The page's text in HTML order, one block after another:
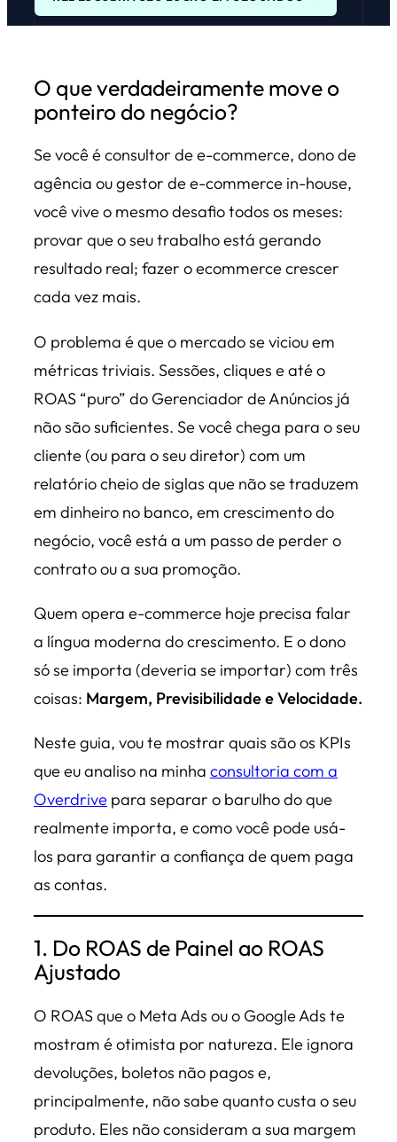
O que verdadeiramente move o
ponteiro do negócio?
Se você é consultor de e-commerce, dono de
agência ou gestor de e-commerce in-house,
você vive o mesmo desafio todos os meses:
provar que o seu trabalho está gerando
resultado real; fazer o ecommerce crescer
cada vez mais.
O problema é que o mercado se viciou em
métricas triviais. Sessões, cliques e até o
ROAS “puro” do Gerenciador de Anúncios já
não são suficientes. Se você chega para o seu
cliente (ou para o seu diretor) com um
relatório cheio de siglas que não se traduzem
em dinheiro no banco, em crescimento do
negócio, você está a um passo de perder o
contrato ou a sua promoção.
Quem opera e-commerce hoje precisa falar
a língua moderna do crescimento. E o dono
só se importa (deveria se importar) com três
coisas: Margem, Previsibilidade e Velocidade.
Neste guia, vou te mostrar quais são os KPIs
que eu analiso na minha consultoria com a
Overdrive para separar o barulho do que
realmente importa, e como você pode usá-
los para garantir a confiança de quem paga
as contas.
1. Do ROAS de Painel ao ROAS
Ajustado
O ROAS que o Meta Ads ou o Google Ads te
mostram é otimista por natureza. Ele ignora
devoluções, boletos não pagos e,
principalmente, não sabe quanto custa o seu
produto. Eles não consideram a sua margem